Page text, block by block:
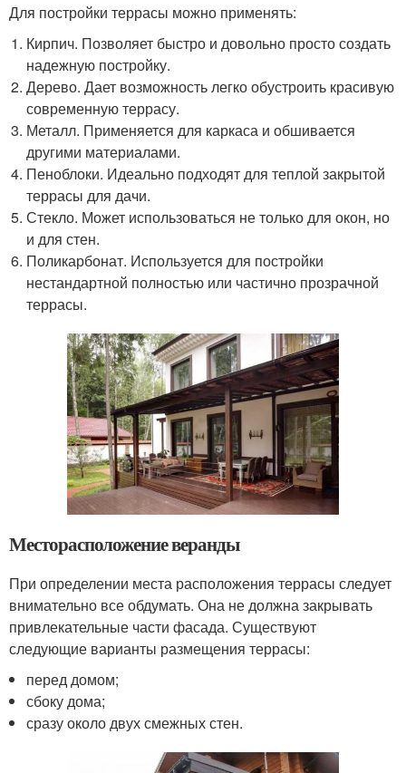
Для постройки террасы можно применять:
Кирпич. Позволяет быстро и довольно просто создать
надежную постройку.
Дерево. Дает возможность легко обустроить красивую
современную террасу.
Металл. Применяется для каркаса и обшивается
другими материалами.
Пеноблоки. Идеально подходят для теплой закрытой
террасы для дачи.
Стекло. Может использоваться не только для окон, но
и для стен.
Поликарбонат. Используется для постройки
нестандартной полностью или частично прозрачной
террасы.
Месторасположение веранды
При определении места расположения террасы следует
внимательно все обдумать. Она не должна закрывать
привлекательные части фасада. Существуют
следующие варианты размещения террасы:
перед домом;
сбоку дома;
сразу около двух смежных стен.